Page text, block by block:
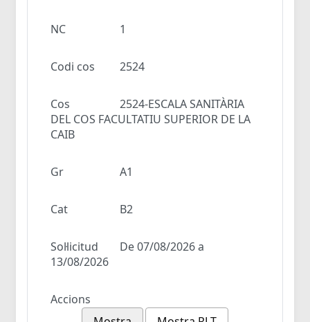
NC 1
Codi cos 2524
Cos
2524-ESCALA SANITÀRIA
DEL COS FACULTATIU SUPERIOR DE LA
CAIB
Gr A1
Cat B2
Sol·licitud
De 07/08/2026 a
13/08/2026
Accions